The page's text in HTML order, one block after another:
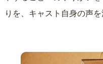
りを、キャスト自身の声